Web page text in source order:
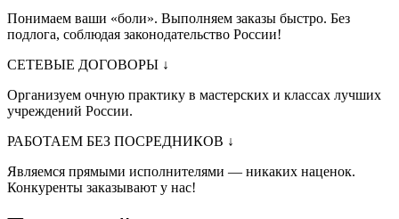
Понимаем ваши «боли». Выполняем заказы быстро. Без
подлога, соблюдая законодательство России!
СЕТЕВЫЕ ДОГОВОРЫ ↓
Организуем очную практику в мастерских и классах лучших
учреждений России.
РАБОТАЕМ БЕЗ ПОСРЕДНИКОВ ↓
Являемся прямыми исполнителями — никаких наценок.
Конкуренты заказывают у нас!